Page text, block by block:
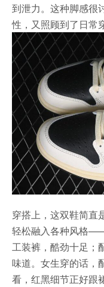
到泄力。这种脚感很
性，又照顾到了日常
穿搭上，这双鞋简直
轻松融入各种风格
工装裤，酷劲十足；
味道。女生穿的话，
看，红黑细节正好跟